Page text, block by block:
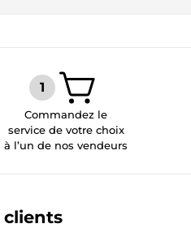
Commandez le
service de votre choix
à l’un de nos vendeurs
clients